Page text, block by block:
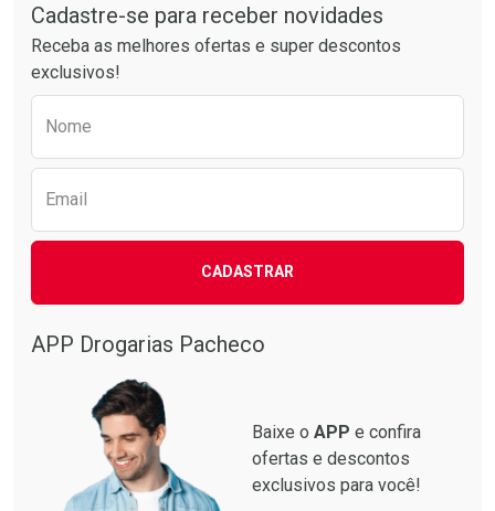
Cadastre-se para receber novidades
Receba as melhores ofertas e super descontos
exclusivos!
Nome
Email
CADASTRAR
APP Drogarias Pacheco
Baixe o APP e confira
ofertas e descontos
exclusivos para você!